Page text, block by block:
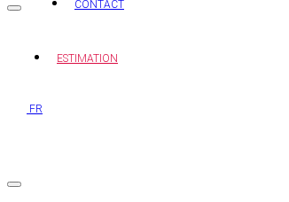
CONTACT
ESTIMATION
FR